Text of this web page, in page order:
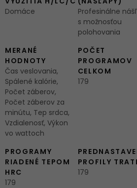
Domáce
Profesinálne
s možnosťou
polohovania
MERANÉ
HODNOTY
Čas veslovania,
Spálené kalórie,
Počet záberov,
Počet záberov za
minútu, Tep srdca,
Vzdialenosť, Výkon
vo wattoch
POČET
PROGRAMOV
CELKOM
179
PROGRAMY
RIADENÉ TEPOM
HRC
179
PROFILY
179